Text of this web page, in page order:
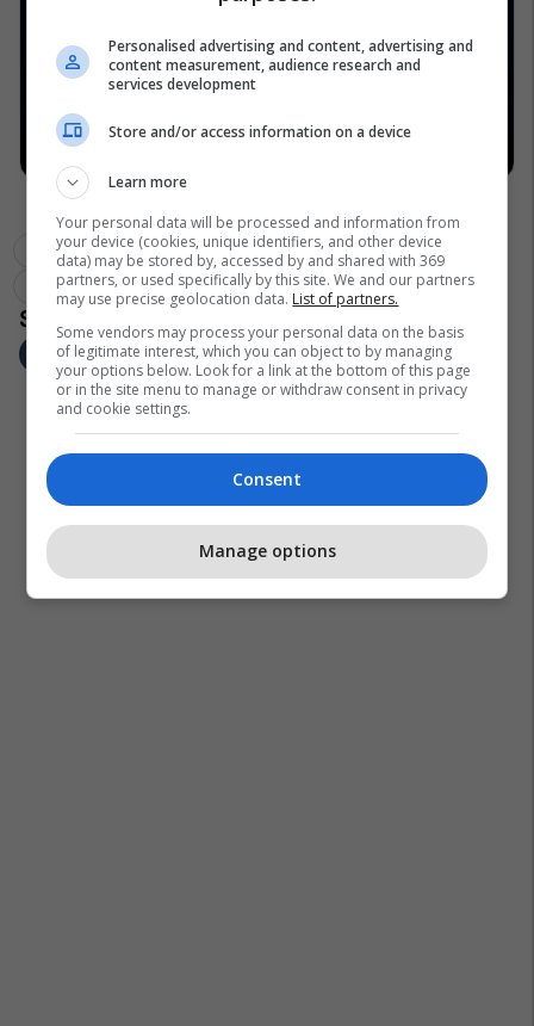
Prona Bregu I Diellit
Pro Real Estate
Lagje E Konsoliduar
Familje
Personalised advertising and content, advertising and
content measurement, audience research and
services development
Store and/or access information on a device
Learn more
Your personal data will be processed and information from
your device (cookies, unique identifiers, and other device
data) may be stored by, accessed by and shared with 369
partners, or used specifically by this site. We and our partners
may use precise geolocation data. List of partners.
Some vendors may process your personal data on the basis
of legitimate interest, which you can object to by managing
your options below. Look for a link at the bottom of this page
or in the site menu to manage or withdraw consent in privacy
and cookie settings.
Consent
Manage options